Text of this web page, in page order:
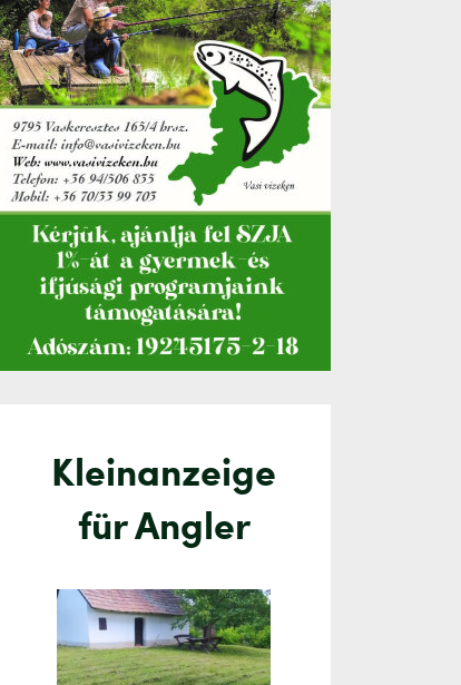
Kleinanzeige
für Angler